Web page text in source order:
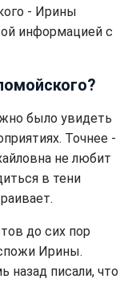
- Ирины
информацией с
было увидеть
Точнее -
не любит
в тени
до сих пор
Ирины.
назад писали, что